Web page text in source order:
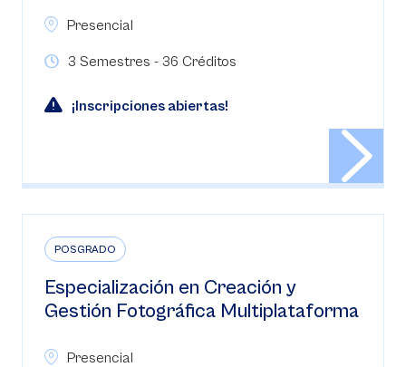
Presencial
3 Semestres - 36 Créditos
¡Inscripciones abiertas!
POSGRADO
Especialización en Creación y
Gestión Fotográfica Multiplataforma
Presencial